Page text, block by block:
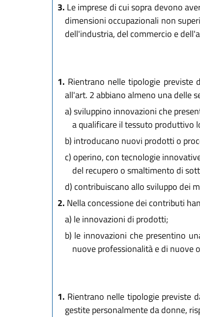
3. Le imprese di cui sopra devono
dimensioni occupazionali non
dell'industria, del commercio e
1. Rientrano nelle tipologie previste
all'art. 2 abbiano almeno una delle
a)sviluppino innovazioni che
a qualificare il tessuto produttivo
b) introducano nuovi prodotti o
c) operino, con tecnologie
del recupero o smaltimento di
d) contribuiscano allo sviluppo dei
2. Nella concessione dei contributi
a) le innovazioni di prodotti;
b) le innovazioni che presentino
nuove professionalità e di nuove
1. Rientrano nelle tipologie previste
gestite personalmente da donne,